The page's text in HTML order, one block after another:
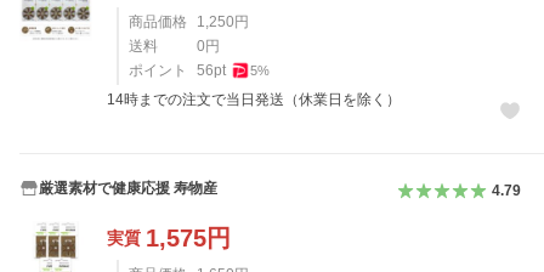
商品価格 1,250 円
送料
0 円
ポイント
56pt 5%
14時までの注文で当日発送（休業日を除く）
厳選素材で健康応援 寿物産 4.79
実質 1,575円